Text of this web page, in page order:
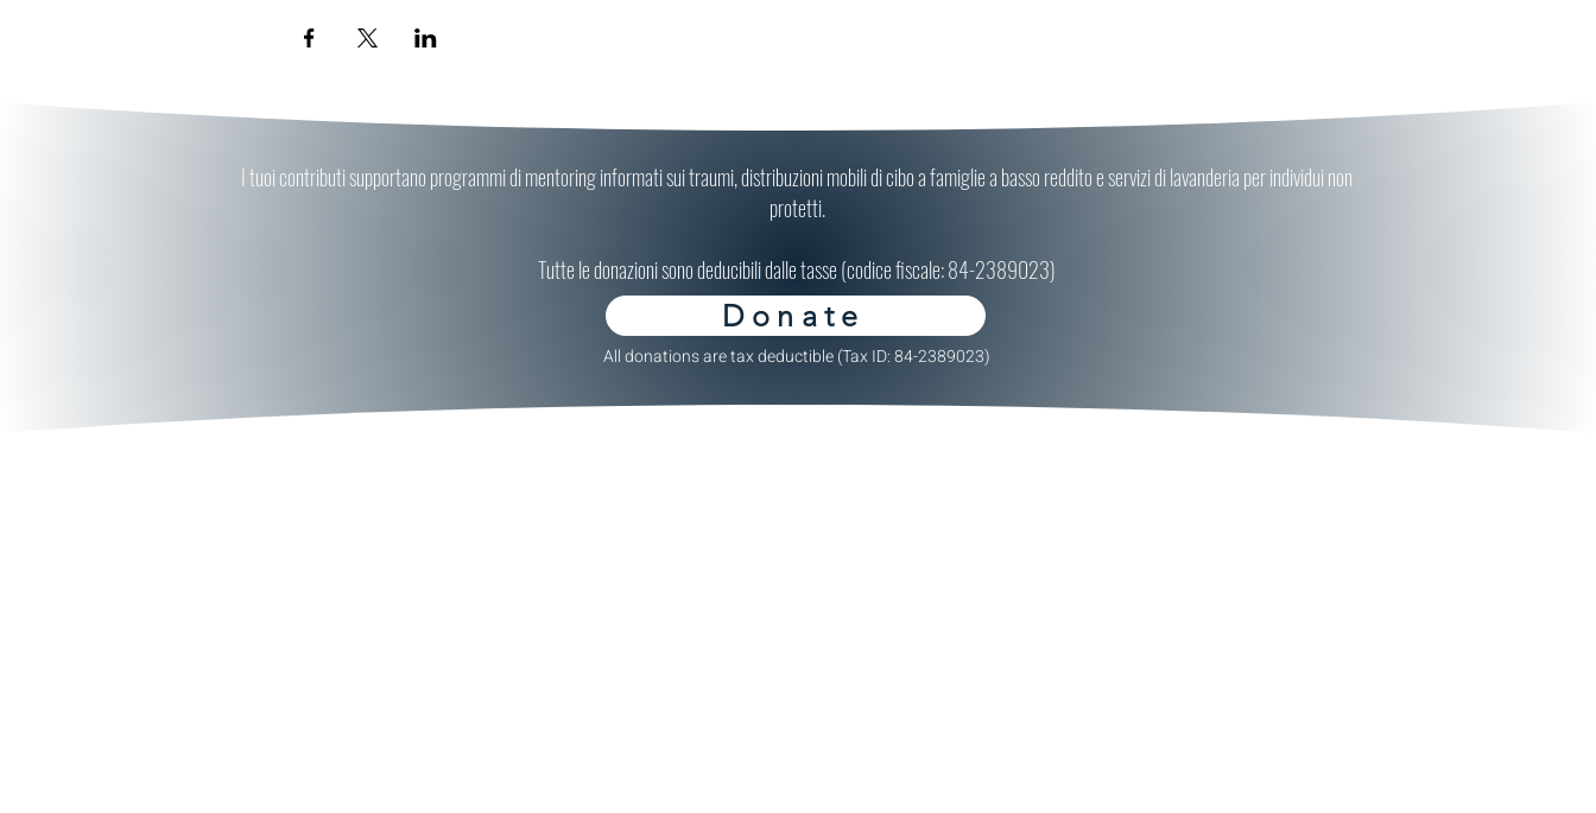
I tuoi contributi supportano programmi di mentoring informati sui traumi, distribuzioni mobili di cibo a famiglie a basso reddito e servizi di lavanderia per individui non
protetti.
Tutte le donazioni sono deducibili dalle tasse (codice fiscale: 84-2389023)
Donate
All donations are tax deductible (Tax ID: 84-2389023)